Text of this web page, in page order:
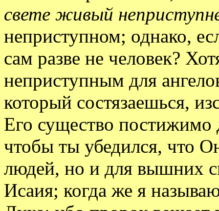
свете живый
неприступном; однако,
сам разве не человек?
неприступным для
который состязаешься,
Его существо постижимо
чтобы ты убедился, что
людей, но и для вышних
Исаия; когда же я